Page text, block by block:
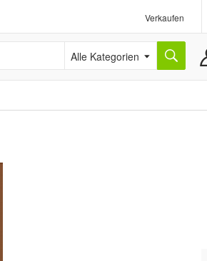
Verkaufen
Alle Kategorien